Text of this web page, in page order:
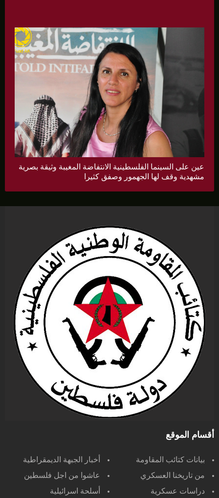
عين على السينما الفلسطينية الانتفاضة المغيبة وثيقة بصرية
مشهدية وقف لها الجهمور وصفق كثيرا
أقسام الموقع
بيانات كتائب المقاومة
أخبار الجبهة الديمقراطية
من تاريخنا العسكري
عاشوا من اجل فلسطين
دراسات عسكرية
أسلحة اسرائيلية